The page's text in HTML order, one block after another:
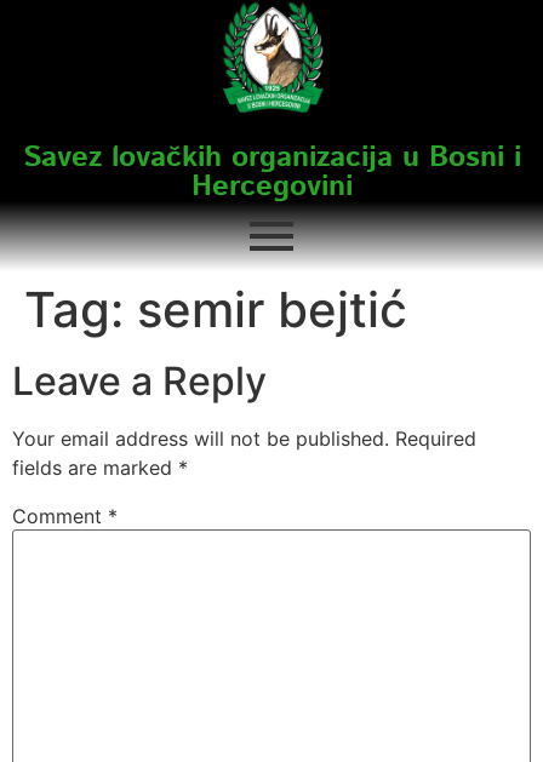
Savez lovačkih organizacija u Bosni i
Hercegovini
Tag: semir bejtić
Leave a Reply
Your email address will not be published. Required
fields are marked *
Comment *